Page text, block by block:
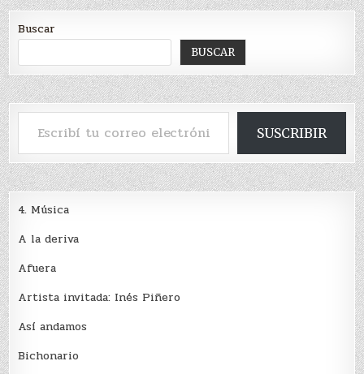
Buscar
BUSCAR
Escribí tu correo electrónico…
SUSCRIBIR
4. Música
A la deriva
Afuera
Artista invitada: Inés Piñero
Así andamos
Bichonario